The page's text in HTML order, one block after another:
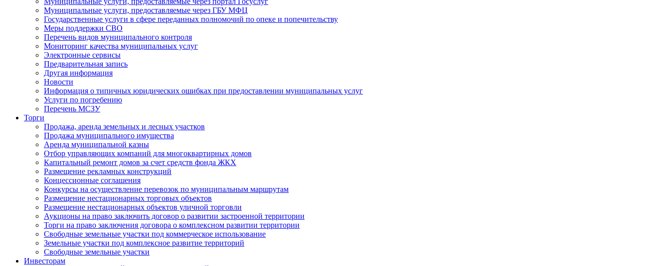
Муниципальные услуги, предоставляемые через ГБУ МФЦ
Государственные услуги в сфере переданных полномочий по опеке и попечительству
Меры поддержки СВО
Перечень видов муниципального контроля
Мониторинг качества муниципальных услуг
Электронные сервисы
Предварительная запись
Другая информация
Новости
Информация о типичных юридических ошибках при предоставлении муниципальных услуг
Услуги по погребению
Перечень МСЗУ
Торги
Продажа, аренда земельных и лесных участков
Продажа муниципального имущества
Аренда муниципальной казны
Отбор управляющих компаний для многоквартирных домов
Капитальный ремонт домов за счет средств фонда ЖКХ
Размещение рекламных конструкций
Концессионные соглашения
Конкурсы на осуществление перевозок по муниципальным маршрутам
Размещение нестационарных торговых объектов
Размещение нестационарных объектов уличной торговли
Аукционы на право заключить договор о развитии застроенной территории
Торги на право заключения договора о комплексном развитии территории
Свободные земельные участки под коммерческое использование
Земельные участки под комплексное развитие территорий
Свободные земельные участки
Инвесторам